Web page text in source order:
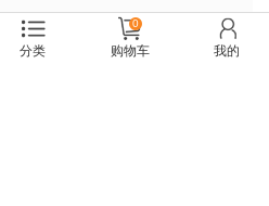
¥0.00
分类 购物车
0
我的